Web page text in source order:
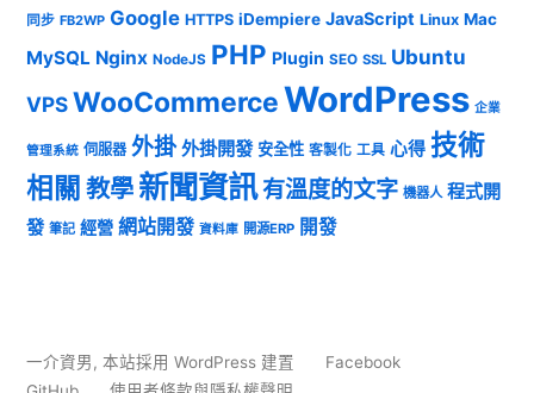
同步 FB2WP Google HTTPS iDempiere JavaScript Linux Mac
MySQL Nginx NodeJS PHP Plugin SEO SSL Ubuntu
VPSWooCommerceWordPress 企業
管理系統 伺服器 外掛 外掛開發 安全性 客製化 工具 心得 技術
相關 教學 新聞資訊有溫度的文字 機器人 程式開
發 筆記 經營 網站開發 資料庫 開源ERP 開發
一介資男, 本站採用 WordPress 建置
Facebook